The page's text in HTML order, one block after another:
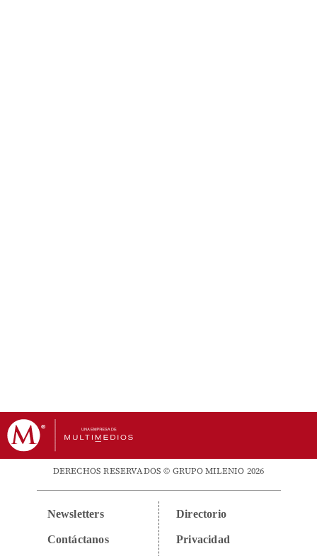
DERECHOS RESERVADOS © GRUPO MILENIO 2026
Newsletters
Contáctanos
Directorio
Privacidad